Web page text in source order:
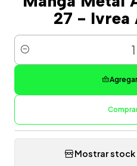
27 - Ivrea
Cantidad
Mostrar